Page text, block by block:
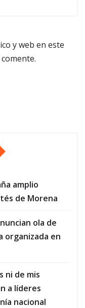
y web en este
amplio
de Morena
ola de
organizada en
ni de mis
a líderes
nacional